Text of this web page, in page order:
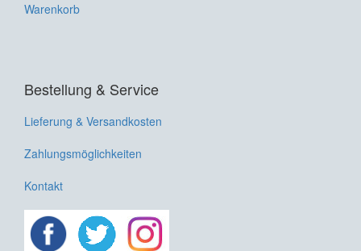
Warenkorb
Bestellung & Service
Lieferung & Versandkosten
Zahlungsmöglichkeiten
Kontakt